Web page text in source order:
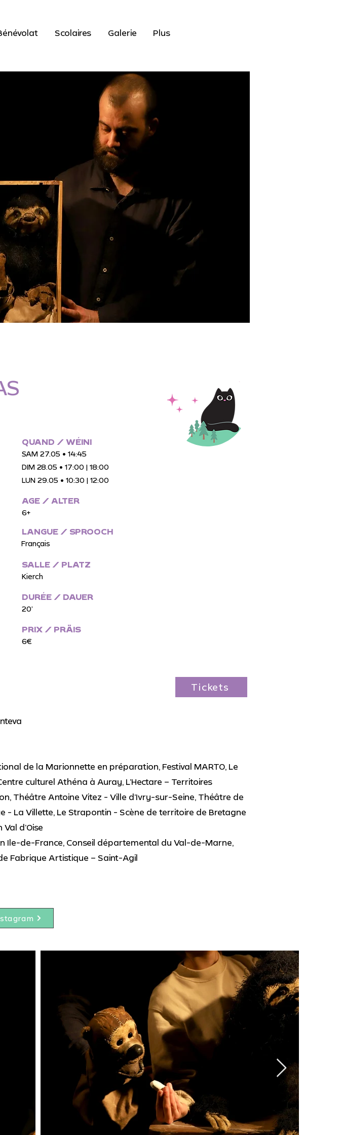
Scolaires Galerie Plus
QUAND / WÉINI
SAM 27.05 • 14:45
DIM 28.05 • 17:00 | 18:00
LUN 29.05 • 10:30 | 12:00
AGE / ALTER
6+
LANGUE / SPROOCH
Français
SALLE / PLATZ
Kierch
DURÉE / DAUER
20’
PRIX / PRÄIS
6€
Tickets
de la Marionnette en préparation, Festival MARTO, Le
culturel Athéna à Auray, L’Hectare – Territoires
Théâtre Antoine Vitez - Ville d’Ivry-sur-Seine, Théâtre de
- La Villette, Le Strapontin - Scène de territoire de Bretagne
d’Oise
Ile-de-France, Conseil départemental du Val-de-Marne,
Fabrique Artistique – Saint-Agil